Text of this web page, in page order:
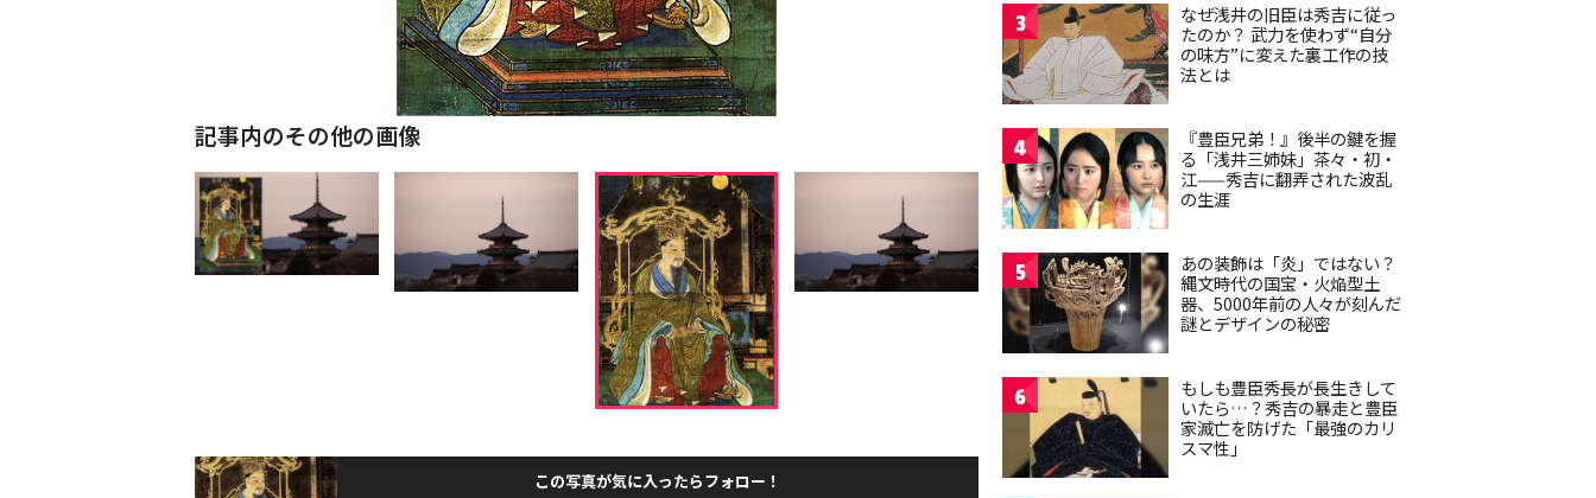
記事内のその他の画像
この写真が気に入ったらフォロー！
3
なぜ浅井の旧臣は秀吉に従っ
たのか？ 武力を使わず“自分
の味方”に変えた裏工作の技
法とは
4
『豊臣兄弟！』後半の鍵を握
る「浅井三姉妹」茶々・初・
江——秀吉に翻弄された波乱
の生涯
5
あの装飾は「炎」ではない？
縄文時代の国宝・火焔型土
器、5000年前の人々が刻んだ
謎とデザインの秘密
6
もしも豊臣秀長が長生きして
いたら…？秀吉の暴走と豊臣
家滅亡を防げた「最強のカリ
スマ性」